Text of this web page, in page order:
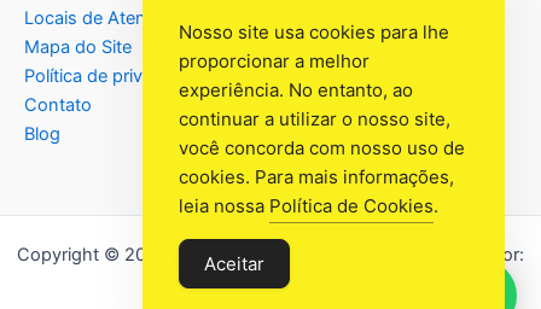
Locais de Atendimento
Mapa do Site
Política de privacidade
Contato
Blog
Copyright © 2026 Assistência Têcnica Eletro Lar | Criado por:
Industrial Web
Nosso site usa cookies para lhe
proporcionar a melhor
experiência. No entanto, ao
continuar a utilizar o nosso site,
você concorda com nosso uso de
cookies. Para mais informações,
leia nossa Política de Cookies.
Aceitar